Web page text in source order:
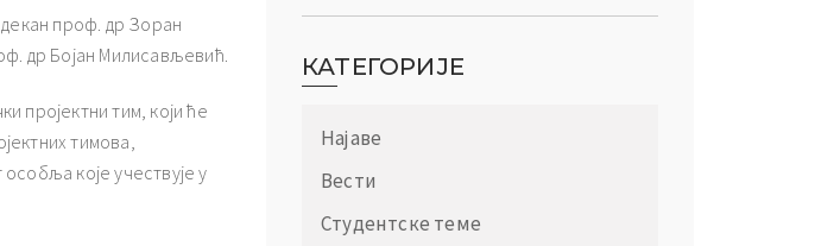
декан проф. др Зоран
др Бојан Милисављевић.
пројектни тим, који ће
тимова,
које учествује у
КАТЕГОРИЈЕ
Најаве
Вести
Студентске теме